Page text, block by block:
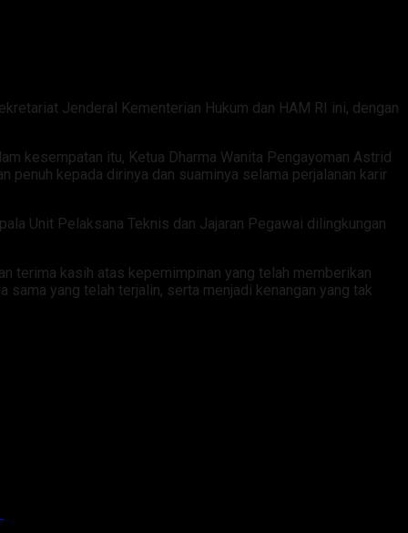
Jenderal Kementerian Hukum dan HAM RI ini, dengan
kesempatan itu, Ketua Dharma Wanita Pengayoman Astrid
penuh kepada dirinya dan suaminya selama perjalanan karir
Unit Pelaksana Teknis dan Jajaran Pegawai dilingkungan
terima kasih atas kepemimpinan yang telah memberikan
sama yang telah terjalin, serta menjadi kenangan yang tak